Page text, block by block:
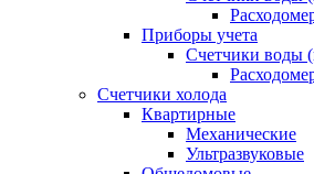
Приборы учета
Счетчики воды
Счетчики холода
Квартирные
Механические
Ультразвуковые